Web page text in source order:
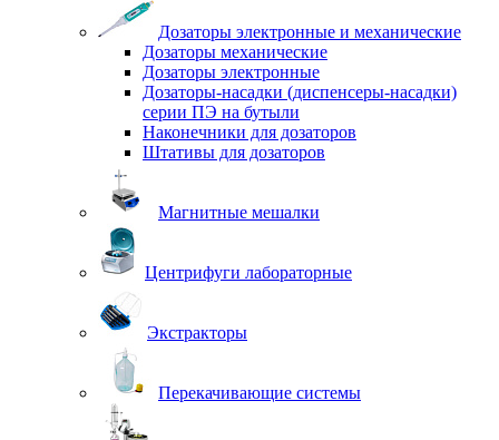
Дозаторы электронные и механические
Дозаторы механические
Дозаторы электронные
Дозаторы-насадки (диспенсеры-насадки)
серии ПЭ на бутыли
Наконечники для дозаторов
Штативы для дозаторов
Магнитные мешалки
Центрифуги лабораторные
Экстракторы
Перекачивающие системы